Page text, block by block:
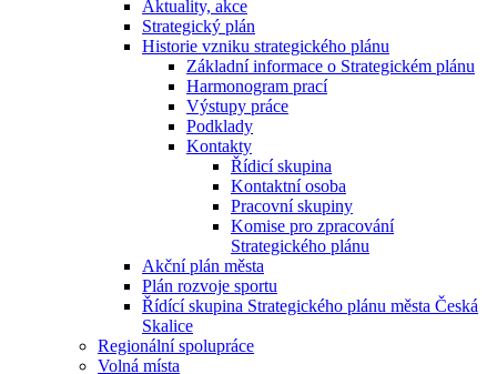
Aktuality, akce
Strategický plán
Historie vzniku strategického plánu
Základní informace o Strategickém plánu
Harmonogram prací
Výstupy práce
Podklady
Kontakty
Řídicí skupina
Kontaktní osoba
Pracovní skupiny
Komise pro zpracování
Strategického plánu
Akční plán města
Plán rozvoje sportu
Řídící skupina Strategického plánu města Česká
Skalice
Regionální spolupráce
Volná místa